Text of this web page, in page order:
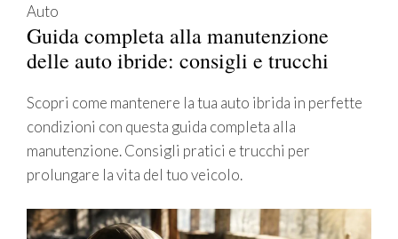
Auto
Guida completa alla manutenzione
delle auto ibride: consigli e trucchi
Scopri come mantenere la tua auto ibrida in perfette
condizioni con questa guida completa alla
manutenzione. Consigli pratici e trucchi per
prolungare la vita del tuo veicolo.